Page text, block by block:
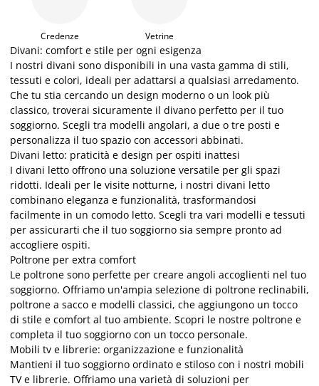
Credenze Vetrine
Divani: comfort e stile per ogni esigenza
I nostri divani sono disponibili in una vasta gamma di stili,
tessuti e colori, ideali per adattarsi a qualsiasi arredamento.
Che tu stia cercando un design moderno o un look più
classico, troverai sicuramente il divano perfetto per il tuo
soggiorno. Scegli tra modelli angolari, a due o tre posti e
personalizza il tuo spazio con accessori abbinati.
Divani letto: praticità e design per ospiti inattesi
I divani letto offrono una soluzione versatile per gli spazi
ridotti. Ideali per le visite notturne, i nostri divani letto
combinano eleganza e funzionalità, trasformandosi
facilmente in un comodo letto. Scegli tra vari modelli e tessuti
per assicurarti che il tuo soggiorno sia sempre pronto ad
accogliere ospiti.
Poltrone per extra comfort
Le poltrone sono perfette per creare angoli accoglienti nel tuo
soggiorno. Offriamo un'ampia selezione di poltrone reclinabili,
poltrone a sacco e modelli classici, che aggiungono un tocco
di stile e comfort al tuo ambiente. Scopri le nostre poltrone e
completa il tuo soggiorno con un tocco personale.
Mobili tv e librerie: organizzazione e funzionalità
Mantieni il tuo soggiorno ordinato e stiloso con i nostri mobili
TV e librerie. Offriamo una varietà di soluzioni per